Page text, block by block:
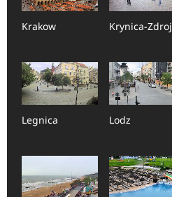
Krakow Krynica-Zdroj
Legnica Lodz